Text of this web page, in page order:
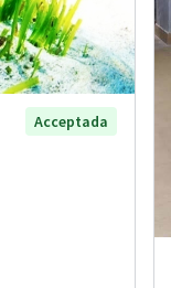
Acceptada